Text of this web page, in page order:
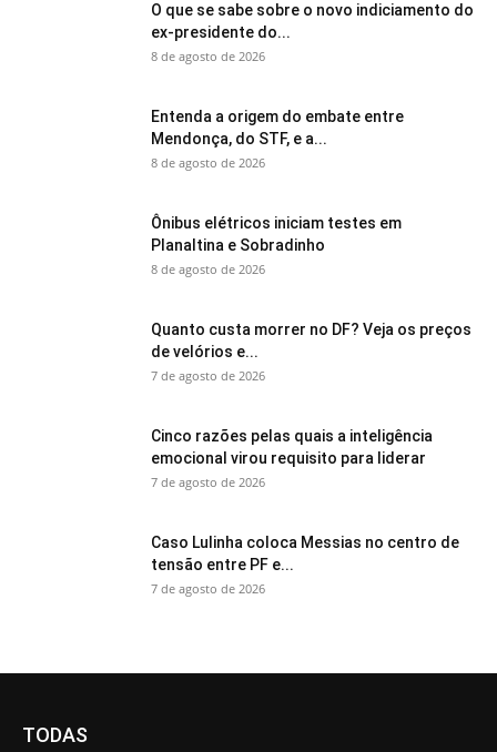
O que se sabe sobre o novo indiciamento do
ex-presidente do...
8 de agosto de 2026
Entenda a origem do embate entre
Mendonça, do STF, e a...
8 de agosto de 2026
Ônibus elétricos iniciam testes em
Planaltina e Sobradinho
8 de agosto de 2026
Quanto custa morrer no DF? Veja os preços
de velórios e...
7 de agosto de 2026
Cinco razões pelas quais a inteligência
emocional virou requisito para liderar
7 de agosto de 2026
Caso Lulinha coloca Messias no centro de
tensão entre PF e...
7 de agosto de 2026
TODAS